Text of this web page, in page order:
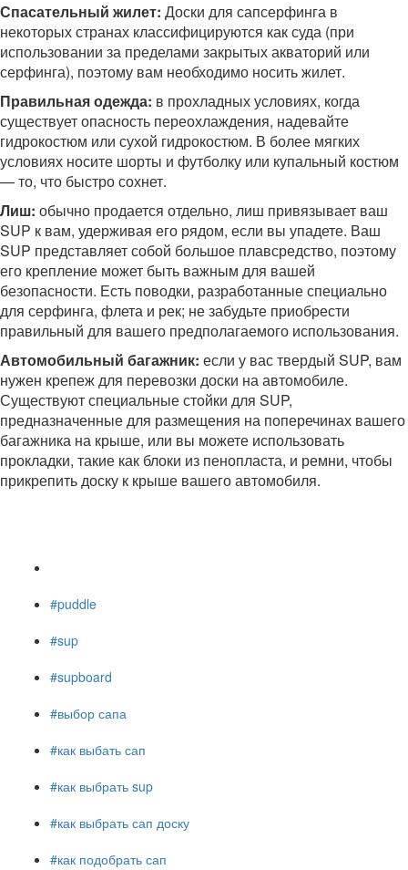
Спасательный жилет: Доски для сапсерфинга в
некоторых странах классифицируются как суда (при
использовании за пределами закрытых акваторий или
серфинга), поэтому вам необходимо носить жилет.
Правильная одежда: в прохладных условиях, когда
существует опасность переохлаждения, надевайте
гидрокостюм или сухой гидрокостюм. В более мягких
условиях носите шорты и футболку или купальный костюм
— то, что быстро сохнет.
Лиш: обычно продается отдельно, лиш привязывает ваш
SUP к вам, удерживая его рядом, если вы упадете. Ваш
SUP представляет собой большое плавсредство, поэтому
его крепление может быть важным для вашей
безопасности. Есть поводки, разработанные специально
для серфинга, флета и рек; не забудьте приобрести
правильный для вашего предполагаемого использования.
Автомобильный багажник: если у вас твердый SUP, вам
нужен крепеж для перевозки доски на автомобиле.
Существуют специальные стойки для SUP,
предназначенные для размещения на поперечинах вашего
багажника на крыше, или вы можете использовать
прокладки, такие как блоки из пенопласта, и ремни, чтобы
прикрепить доску к крыше вашего автомобиля.
#puddle
#sup
#supboard
#выбор сапа
#как выбать сап
#как выбрать sup
#как выбрать сап доску
#как подобрать сап